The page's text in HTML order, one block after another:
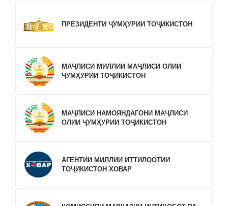
ПРЕЗИДЕНТИ ҶУМҲУРИИ ТОҶИКИСТОН
МАҶЛИСИ МИЛЛИИ МАҶЛИСИ ОЛИИ
ҶУМҲУРИИ ТОҶИКИСТОН
МАҶЛИСИ НАМОЯНДАГОНИ МАҶЛИСИ
ОЛИИ ҶУМҲУРИИ ТОҶИКИСТОН
АГЕНТИИ МИЛЛИИ ИТТИЛООТИИ
ТОҶИКИСТОН ХОВАР